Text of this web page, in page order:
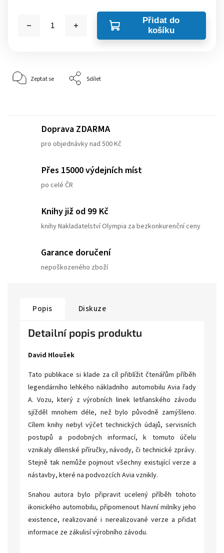
Přidat do
košíku
Zeptat se Sdílet
Doprava ZDARMA
pro objednávky nad 500 Kč
Přes 15000 výdejních míst
po celé ČR
Knihy již od 99 Kč
knihy Nakladatelství Olympia za bezkonkurenční ceny
Garance doručení
nepoškozeného zboží
Popis Diskuze
Detailní popis produktu
David Hloušek
Tato publikace si klade za cíl přiblížit čtenářům příběh
legendárního lehkého nákladního automobilu Avia řady
A. Vozu, který z výrobních linek letňanského závodu
sjížděl mnohem déle, než bylo původně zamýšleno.
Cílem knihy nebyl výčet technických údajů, servisních
postupů a podobných informací, k tomuto účelu
vznikaly dílenské příručky, návody, či technické zprávy.
Stejně tak nemůže pojmout všechny existující verze a
nástavby, které na podvozcích Avia vznikly.
Snahou autora bylo připravit ucelený příběh tohoto
ikonického automobilu, připomenout hlavní milníky jeho
existence, realizované i nerealizované verze a přidat
informace ze zákulisí výrobního závodu.